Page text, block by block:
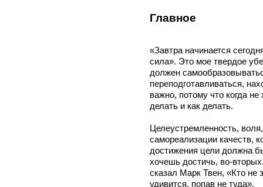
Главное
«Завтра начинается
сила». Это мое твердое
должен
переподготавливаться,
важно, потому что когда не
делать и как делать.
Целеустремленность,
самореализации качеств,
достижения цели должна
хочешь достичь, во-
сказал Марк Твен, «Кто не
удивится, попав не туда».